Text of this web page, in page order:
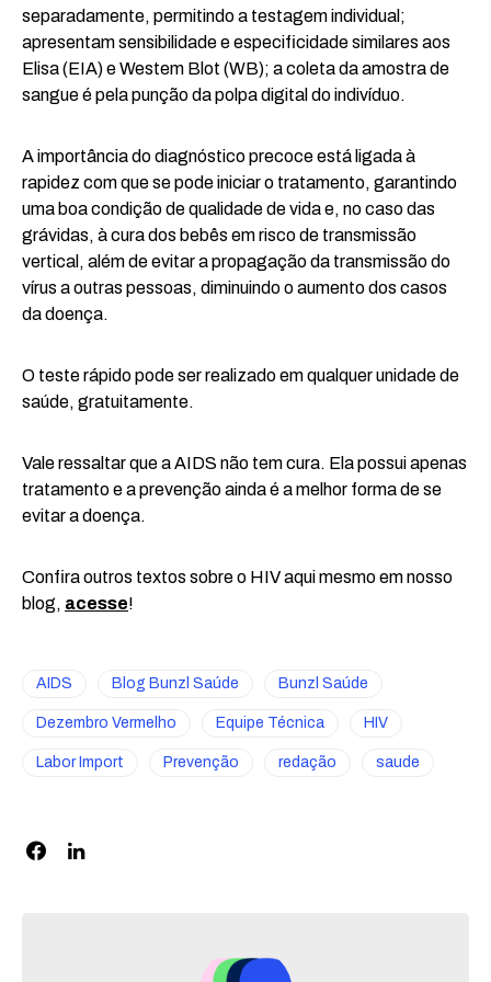
separadamente, permitindo a testagem individual;
apresentam sensibilidade e especificidade similares aos
Elisa (EIA) e Westem Blot (WB); a coleta da amostra de
sangue é pela punção da polpa digital do indivíduo.
A importância do diagnóstico precoce está ligada à
rapidez com que se pode iniciar o tratamento, garantindo
uma boa condição de qualidade de vida e, no caso das
grávidas, à cura dos bebês em risco de transmissão
vertical, além de evitar a propagação da transmissão do
vírus a outras pessoas, diminuindo o aumento dos casos
da doença.
O teste rápido pode ser realizado em qualquer unidade de
saúde, gratuitamente.
Vale ressaltar que a AIDS não tem cura. Ela possui apenas
tratamento e a prevenção ainda é a melhor forma de se
evitar a doença.
Confira outros textos sobre o HIV aqui mesmo em nosso
blog, acesse!
AIDS Blog Bunzl Saúde Bunzl Saúde
Dezembro Vermelho Equipe Técnica HIV
Labor Import Prevenção redação saude